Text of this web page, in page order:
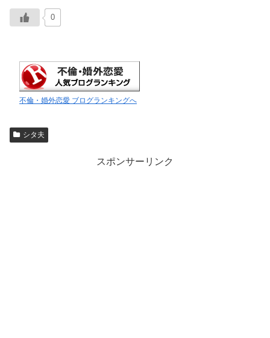
0
不倫・婚外恋愛 ブログランキングへ
シタ夫
スポンサーリンク